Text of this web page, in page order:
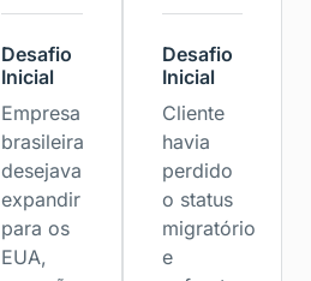
Desafio
Inicial
Empresa
brasileira
desejava
expandir
para os
EUA,
Desafio
Inicial
Cliente
havia
perdido
o status
migratório
e